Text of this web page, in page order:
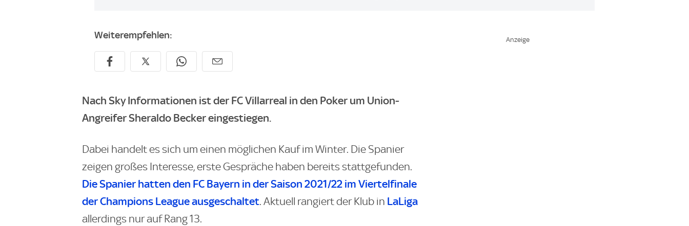
Weiterempfehlen:
Nach Sky Informationen ist der FC Villarreal in den Poker um Union-
Angreifer Sheraldo Becker eingestiegen.
Dabei handelt es sich um einen möglichen Kauf im Winter. Die Spanier
zeigen großes Interesse, erste Gespräche haben bereits stattgefunden.
Die Spanier hatten den FC Bayern in der Saison 2021/22 im Viertelfinale
der Champions League ausgeschaltet. Aktuell rangiert der Klub in LaLiga
allerdings nur auf Rang 13.